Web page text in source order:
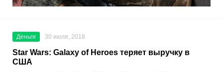
Деньги 30 июля, 2018
Star Wars: Galaxy of Heroes теряет выручку в
США